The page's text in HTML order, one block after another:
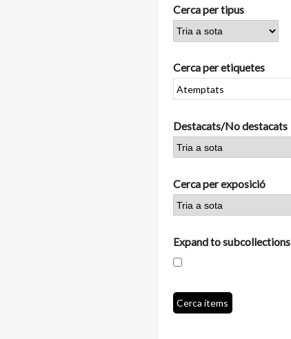
Cerca per tipus
Cerca per etiquetes
Destacats/No destacats
Cerca per exposició
Expand to subcollections